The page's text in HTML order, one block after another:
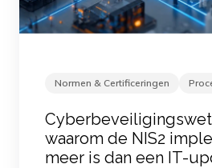
Normen & Certificeringen
Cyberbeveiligingswet
waarom de NIS2
meer is dan een IT-